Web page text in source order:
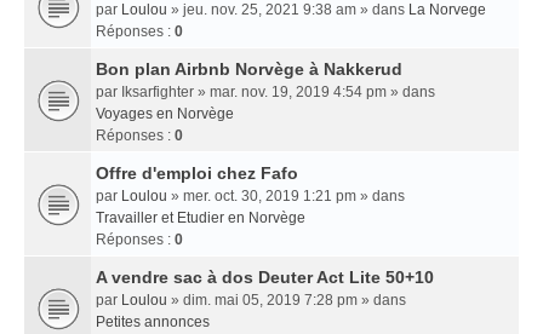
par Loulou » jeu. nov. 25, 2021 9:38 am » dans La Norvege
Réponses : 0
Bon plan Airbnb Norvège à Nakkerud
par Iksarfighter » mar. nov. 19, 2019 4:54 pm » dans
Voyages en Norvège
Réponses : 0
Offre d'emploi chez Fafo
par Loulou » mer. oct. 30, 2019 1:21 pm » dans
Travailler et Etudier en Norvège
Réponses : 0
A vendre sac à dos Deuter Act Lite 50+10
par Loulou » dim. mai 05, 2019 7:28 pm » dans
Petites annonces